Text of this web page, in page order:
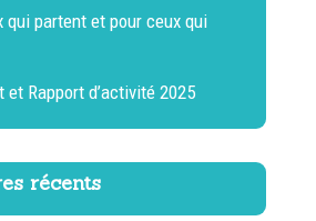
qui partent et pour ceux qui
Rapport d’activité 2025
récents